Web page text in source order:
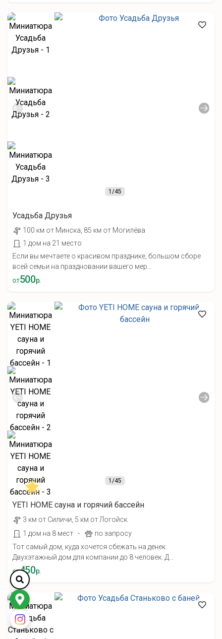
1/45
Усадьба Друзья
100 км от Минска, 85 км от Могилёва
1 дом на 21 место
Если вы мечтаете о красивом празднике, большом сборе
всей семьи на праздновании вашего мер...
от500р.
1/45
YETI HOME cауна и горячий бассейн
3 км от Силичи, 5 км от Логойск
1 дом на 8 мест
·
по запросу
Тот самый дом, куда хочется сбежать на денек.
Двухэтажный дом для компании до 8 человек. Д...
от450р.